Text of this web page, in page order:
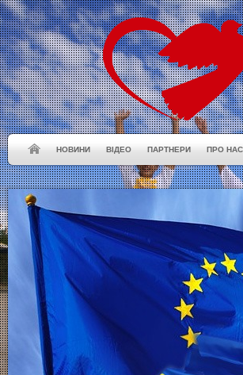
НОВИНИ ВІДЕО ПАРТНЕРИ ПРО НАС